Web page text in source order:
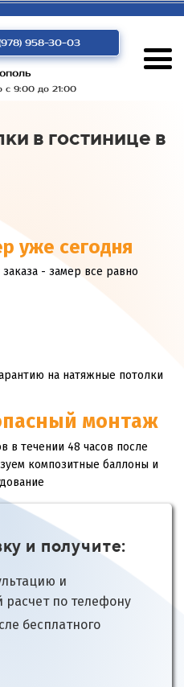
958-30-03
9:00 до 21:00
в гостинице в
уже сегодня
- замер все равно
на натяжные потолки
монтаж
в течении 48 часов после
композитные баллоны и
и получите:
и
по телефону
бесплатного